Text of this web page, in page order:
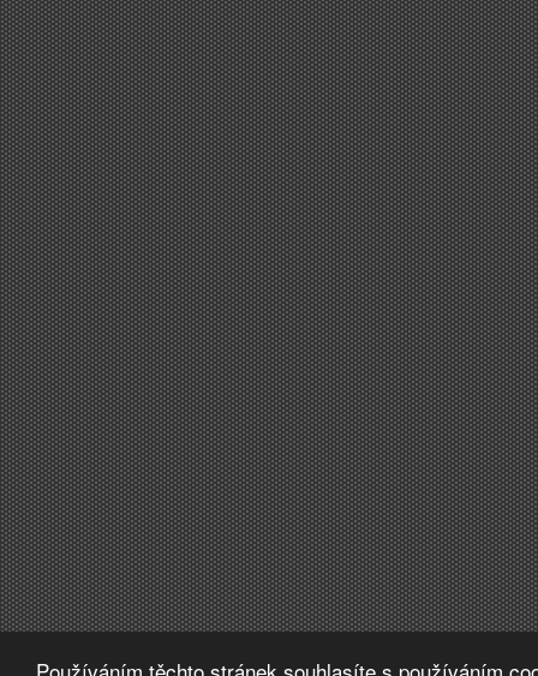
Používáním těchto stránek souhlasíte s používáním